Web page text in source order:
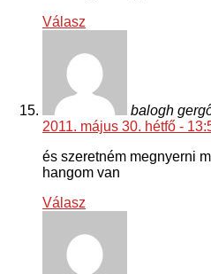
Válasz
balogh
2011. május 30. hétfő -
és szeretném megnyerni
hangom van
Válasz